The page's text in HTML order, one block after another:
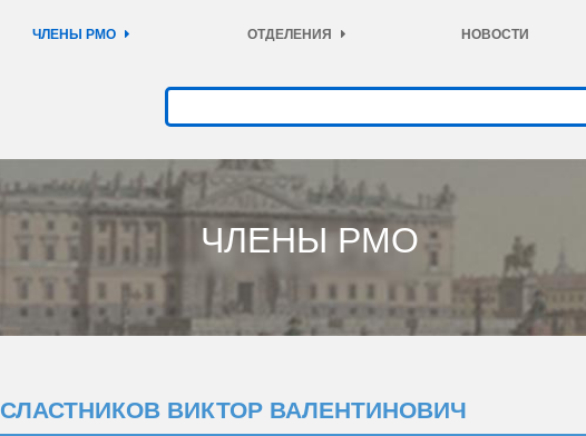
ЧЛЕНЫ РМО ОТДЕЛЕНИЯ НОВОСТИ
ЧЛЕНЫ РМО
СЛАСТНИКОВ ВИКТОР ВАЛЕНТИНОВИЧ